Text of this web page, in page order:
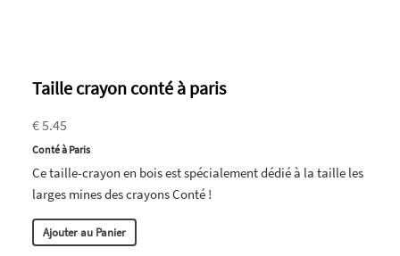
Taille crayon conté à paris
€ 5.45
Conté à Paris
Ce taille-crayon en bois est spécialement dédié à la taille les
larges mines des crayons Conté !
Ajouter au Panier